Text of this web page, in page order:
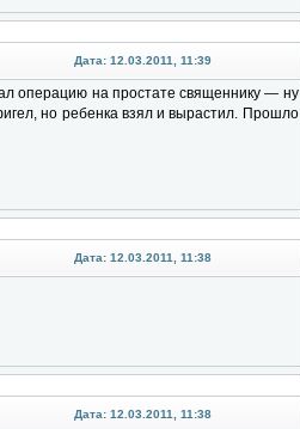
Дата: 12.03.2011, 11:39
операцию на простате священнику — ну
но ребенка взял и вырастил. Прошло
Дата: 12.03.2011, 11:38
Дата: 12.03.2011, 11:38